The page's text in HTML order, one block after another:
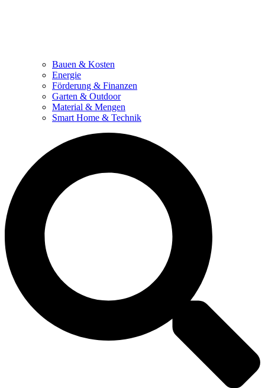
Bauen & Kosten
Energie
Förderung & Finanzen
Garten & Outdoor
Material & Mengen
Smart Home & Technik